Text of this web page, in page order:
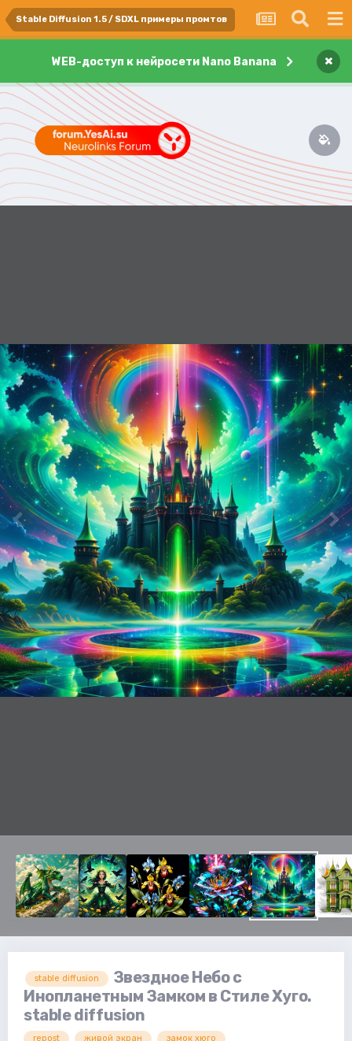
Stable Diffusion 1.5 / SDXL примеры промтов
WEB-доступ к нейросети Nano Banana ×
stable diffusion
Звездное Небо с
Инопланетным Замком в Стиле Хуго.
stable diffusion
repost живой экран
замок хюго